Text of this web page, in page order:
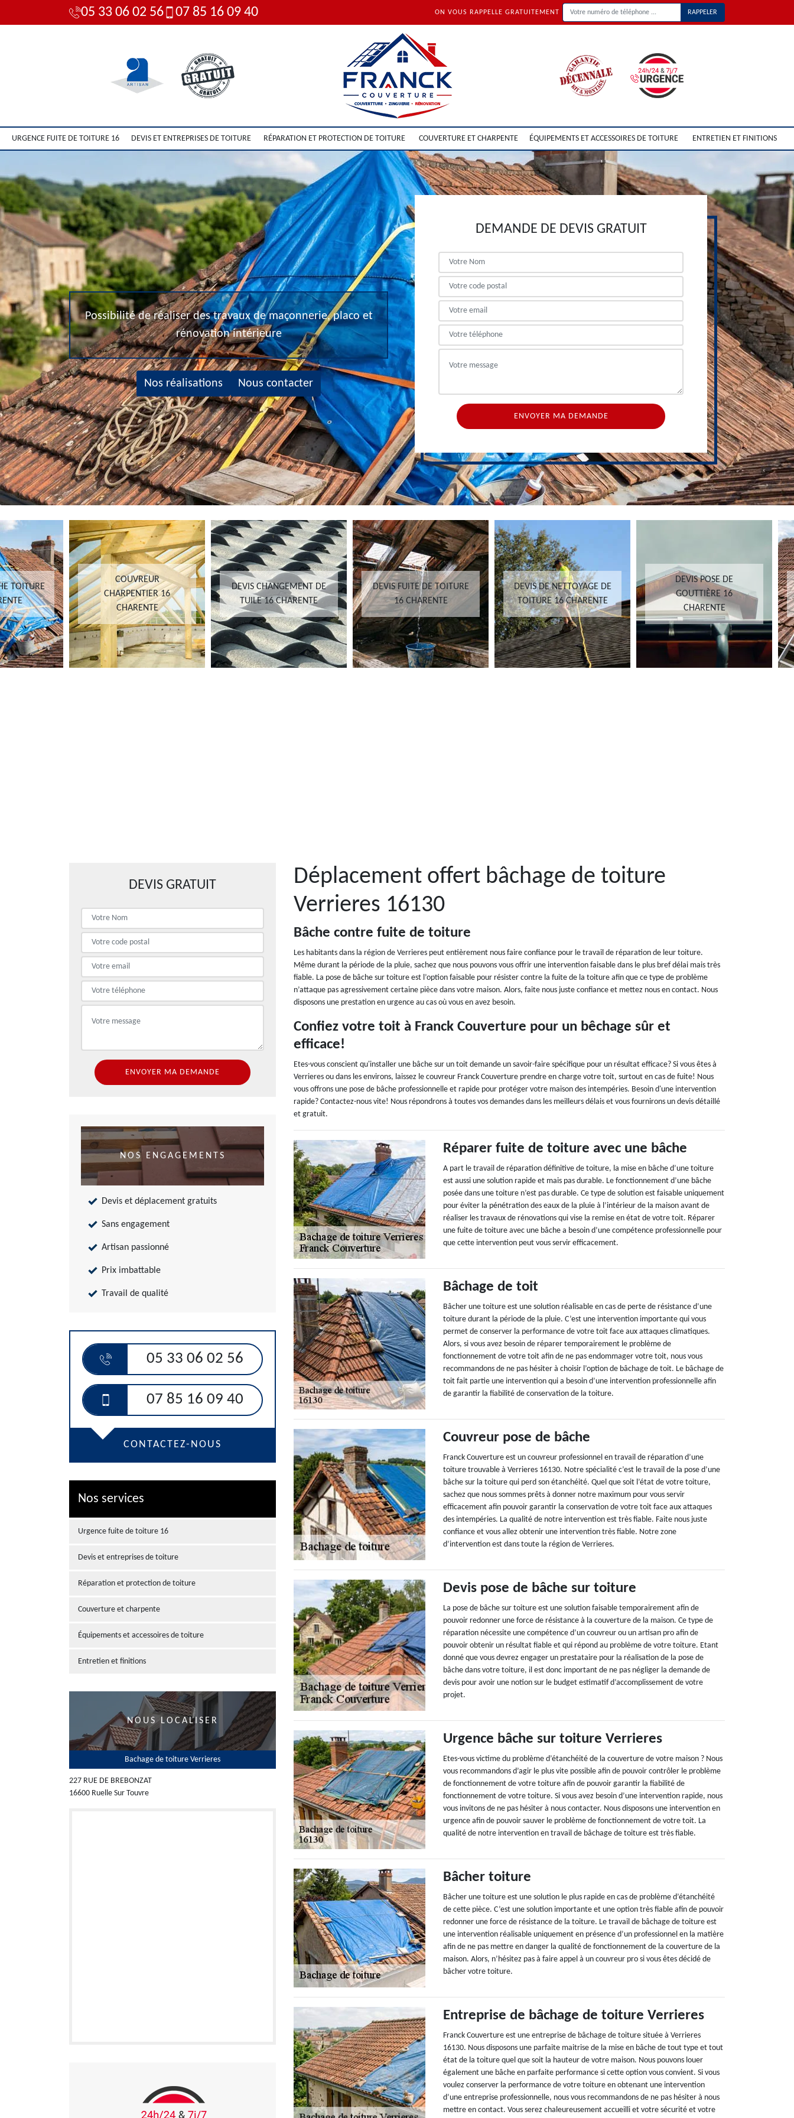
05 33 06 02 56 07 85 16 09 40 ON VOUS RAPPELLE GRATUITEMENT
URGENCE FUITE DE TOITURE 16 DEVIS ET ENTREPRISES DE TOITURE RÉPARATION ET PROTECTION DE TOITURE COUVERTURE ET CHARPENTE ÉQUIPEMENTS ET ACCESSOIRES DE TOITURE ENTRETIEN ET FINITIONS
Possibilité de réaliser des travaux de maçonnerie, placo et
rénovation intérieure
Nos réalisations Nous contacter
DEMANDE DE DEVIS GRATUIT
TOITURE
COUVREUR
CHARPENTIER 16
CHARENTE
DEVIS CHANGEMENT DE
TUILE 16 CHARENTE
DEVIS FUITE DE TOITURE
16 CHARENTE
DEVIS DE NETTOYAGE DE
TOITURE 16 CHARENTE
DEVIS POSE DE
GOUTTIÈRE 16
CHARENTE
DEVIS GRATUIT
NOS ENGAGEMENTS
Devis et déplacement gratuits
Sans engagement
Artisan passionné
Prix imbattable
Travail de qualité
05 33 06 02 56
07 85 16 09 40
CONTACTEZ-NOUS
Nos services
Urgence fuite de toiture 16
Devis et entreprises de toiture
Réparation et protection de toiture
Couverture et charpente
Équipements et accessoires de toiture
Entretien et finitions
NOUS LOCALISER
Bachage de toiture Verrieres
227 RUE DE BREBONZAT
16600 Ruelle Sur Touvre
Déplacement offert bâchage de toiture
Verrieres 16130
Bâche contre fuite de toiture
Les habitants dans la région de Verrieres peut entièrement nous faire confiance pour le travail de réparation de leur toiture.
Même durant la période de la pluie, sachez que nous pouvons vous offrir une intervention faisable dans le plus bref délai mais très
fiable. La pose de bâche sur toiture est l’option faisable pour résister contre la fuite de la toiture afin que ce type de problème
n’attaque pas agressivement certaine pièce dans votre maison. Alors, faite nous juste confiance et mettez nous en contact. Nous
disposons une prestation en urgence au cas où vous en avez besoin.
Confiez votre toit à Franck Couverture pour un bêchage sûr et
efficace!
Etes-vous conscient qu'installer une bâche sur un toit demande un savoir-faire spécifique pour un résultat efficace? Si vous êtes à
Verrieres ou dans les environs, laissez le couvreur Franck Couverture prendre en charge votre toit, surtout en cas de fuite! Nous
vous offrons une pose de bâche professionnelle et rapide pour protéger votre maison des intempéries. Besoin d'une intervention
rapide? Contactez-nous vite! Nous répondrons à toutes vos demandes dans les meilleurs délais et vous fournirons un devis détaillé
et gratuit.
Réparer fuite de toiture avec une bâche
A part le travail de réparation définitive de toiture, la mise en bâche d’une toiture
est aussi une solution rapide et mais pas durable. Le fonctionnement d’une bâche
posée dans une toiture n’est pas durable. Ce type de solution est faisable uniquement
pour éviter la pénétration des eaux de la pluie à l’intérieur de la maison avant de
réaliser les travaux de rénovations qui vise la remise en état de votre toit. Réparer
une fuite de toiture avec une bâche a besoin d’une compétence professionnelle pour
que cette intervention peut vous servir efficacement.
Bâchage de toit
Bâcher une toiture est une solution réalisable en cas de perte de résistance d’une
toiture durant la période de la pluie. C’est une intervention importante qui vous
permet de conserver la performance de votre toit face aux attaques climatiques.
Alors, si vous avez besoin de réparer temporairement le problème de
fonctionnement de votre toit afin de ne pas endommager votre toit, nous vous
recommandons de ne pas hésiter à choisir l’option de bâchage de toit. Le bâchage de
toit fait partie une intervention qui a besoin d’une intervention professionnelle afin
de garantir la fiabilité de conservation de la toiture.
Couvreur pose de bâche
Franck Couverture est un couvreur professionnel en travail de réparation d’une
toiture trouvable à Verrieres 16130. Notre spécialité c’est le travail de la pose d’une
bâche sur la toiture qui perd son étanchéité. Quel que soit l’état de votre toiture,
sachez que nous sommes prêts à donner notre maximum pour vous servir
efficacement afin pouvoir garantir la conservation de votre toit face aux attaques
des intempéries. La qualité de notre intervention est très fiable. Faite nous juste
confiance et vous allez obtenir une intervention très fiable. Notre zone
d’intervention est dans toute la région de Verrieres.
Devis pose de bâche sur toiture
La pose de bâche sur toiture est une solution faisable temporairement afin de
pouvoir redonner une force de résistance à la couverture de la maison. Ce type de
réparation nécessite une compétence d’un couvreur ou un artisan pro afin de
pouvoir obtenir un résultat fiable et qui répond au problème de votre toiture. Etant
donné que vous devrez engager un prestataire pour la réalisation de la pose de
bâche dans votre toiture, il est donc important de ne pas négliger la demande de
devis pour avoir une notion sur le budget estimatif d’accomplissement de votre
projet.
Urgence bâche sur toiture Verrieres
Etes-vous victime du problème d’étanchéité de la couverture de votre maison ? Nous
vous recommandons d’agir le plus vite possible afin de pouvoir contrôler le problème
de fonctionnement de votre toiture afin de pouvoir garantir la fiabilité de
fonctionnement de votre toiture. Si vous avez besoin d’une intervention rapide, nous
vous invitons de ne pas hésiter à nous contacter. Nous disposons une intervention en
urgence afin de pouvoir sauver le problème de fonctionnement de votre toit. La
qualité de notre intervention en travail de bâchage de toiture est très fiable.
Bâcher toiture
Bâcher une toiture est une solution le plus rapide en cas de problème d’étanchéité
de cette pièce. C’est une solution importante et une option très fiable afin de pouvoir
redonner une force de résistance de la toiture. Le travail de bâchage de toiture est
une intervention réalisable uniquement en présence d’un professionnel en la matière
afin de ne pas mettre en danger la qualité de fonctionnement de la couverture de la
maison. Alors, n’hésitez pas à faire appel à un couvreur pro si vous êtes décidé de
bâcher votre toiture.
Entreprise de bâchage de toiture Verrieres
Franck Couverture est une entreprise de bâchage de toiture située à Verrieres
16130. Nous disposons une parfaite maitrise de la mise en bâche de tout type et tout
état de la toiture quel que soit la hauteur de votre maison. Nous pouvons louer
également une bâche en parfaite performance si cette option vous convient. Si vous
voulez conserver la performance de votre toiture en obtenant une intervention
d’une entreprise professionnelle, nous vous recommandons de ne pas hésiter à nous
mettre en contact. Vous serez chaleureusement accueilli et votre sécurité et votre